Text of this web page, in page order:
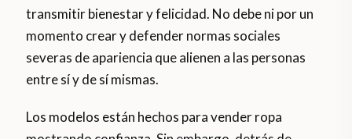
transmitir bienestar y felicidad. No debe ni por un
momento crear y defender normas sociales
severas de apariencia que alienen a las personas
entre sí y de sí mismas.
Los modelos están hechos para vender ropa